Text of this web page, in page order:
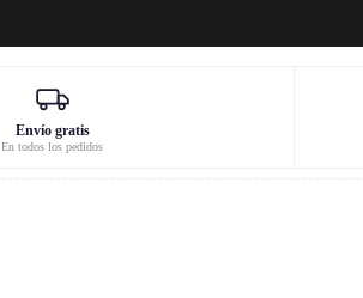
Envío gratis
En todos los pedidos